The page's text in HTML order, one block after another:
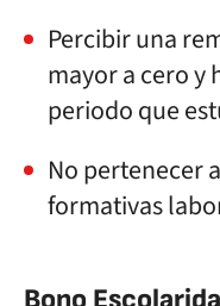
Percibir una
mayor a cero y
periodo que
No pertenecer
formativas